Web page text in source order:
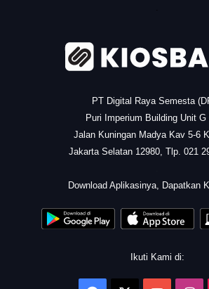
PT Digital Raya Semesta
Puri Imperium Building Unit G
Jalan Kuningan Madya Kav 5-6
Jakarta Selatan 12980, Tlp. 021
Download Aplikasinya, Dapatkan
Ikuti Kami di: